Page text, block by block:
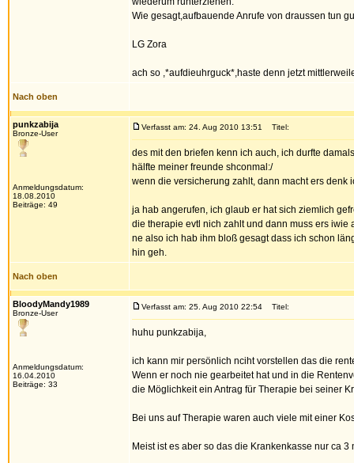
Wie gesagt,aufbauende Anrufe von draussen tun
LG Zora
ach so ,*aufdieuhrguck*,haste denn jetzt
Nach oben
punkzabija
Bronze-User
Anmeldungsdatum:
18.08.2010
Beiträge: 49
Verfasst am: 24. Aug 2010 13:51 Titel:
des mit den briefen kenn ich auch, ich durfte
hälfte meiner freunde shconmal:/
wenn die versicherung zahlt, dann macht ers denk
ja hab angerufen, ich glaub er hat sich ziemlich
die therapie evtl nich zahlt und dann muss ers
ne also ich hab ihm bloß gesagt dass ich schon
hin geh.
Nach oben
BloodyMandy1989
Bronze-User
Anmeldungsdatum:
16.04.2010
Beiträge: 33
Verfasst am: 25. Aug 2010 22:54 Titel:
huhu punkzabija,
ich kann mir persönlich nciht vorstellen das die
Wenn er noch nie gearbeitet hat und in die
die Möglichkeit ein Antrag für Therapie bei seiner
Bei uns auf Therapie waren auch viele mit einer
Meist ist es aber so das die Krankenkasse nur ca